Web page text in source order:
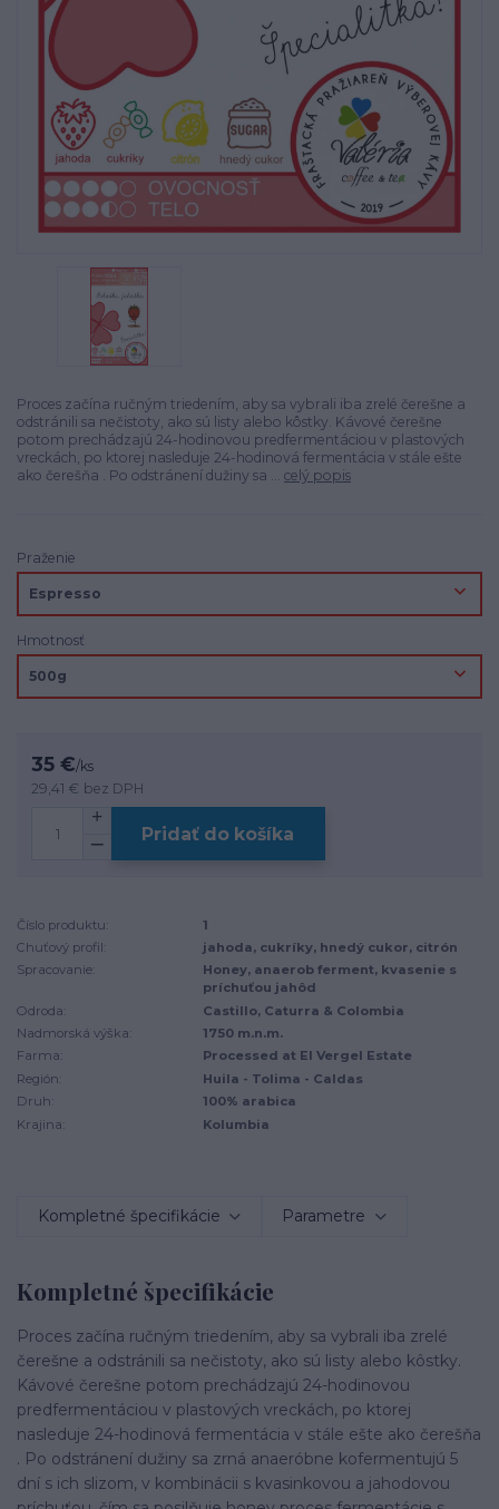
Proces začína ručným triedením, aby sa vybrali iba zrelé čerešne a
odstránili sa nečistoty, ako sú listy alebo kôstky. Kávové čerešne
potom prechádzajú 24-hodinovou predfermentáciou v plastových
vreckách, po ktorej nasleduje 24-hodinová fermentácia v stále ešte
ako čerešňa . Po odstránení dužiny sa ... celý popis
Praženie
Hmotnosť
35 €/ks
29,41 € bez DPH
Pridať do košíka
Číslo produktu:
1
Chuťový profil:
jahoda, cukríky, hnedý cukor, citrón
Spracovanie:
Honey, anaerob ferment, kvasenie s
príchuťou jahôd
Odroda:
Castillo, Caturra & Colombia
Nadmorská výška:
1750 m.n.m.
Farma:
Processed at El Vergel Estate
Región:
Huila - Tolima - Caldas
Druh:
100% arabica
Krajina:
Kolumbia
Kompletné špecifikácie Parametre
Kompletné špecifikácie
Proces začína ručným triedením, aby sa vybrali iba zrelé
čerešne a odstránili sa nečistoty, ako sú listy alebo kôstky.
Kávové čerešne potom prechádzajú 24-hodinovou
predfermentáciou v plastových vreckách, po ktorej
nasleduje 24-hodinová fermentácia v stále ešte ako čerešňa
. Po odstránení dužiny sa zrná anaeróbne kofermentujú 5
dní s ich slizom, v kombinácii s kvasinkovou a jahodovou